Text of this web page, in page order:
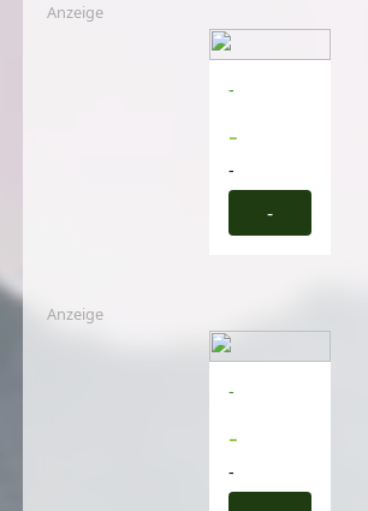
Anzeige
-
-
-
-
Anzeige
-
-
-